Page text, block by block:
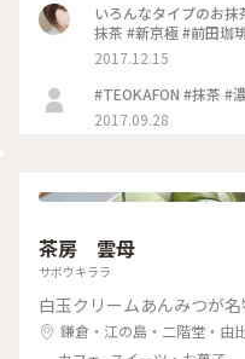
プチことりっぷ京都#
いろんなタイプのお
抹茶 #新京極 #前田珈
2017.12.15
#TEOKAFON #抹茶 #
2017.09.28
茶房 雲母
サボウキララ
白玉クリームあんみつが
鎌倉・江の島・二階堂・由